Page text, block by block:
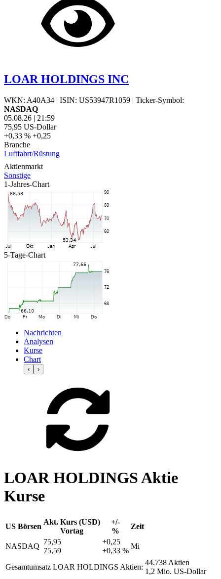
LOAR HOLDINGS INC
WKN: A40A34 | ISIN: US53947R1059 | Ticker-Symbol:
NASDAQ
05.08.26 | 21:59
75,95 US-Dollar
+0,33 % +0,25
Branche
Luftfahrt/Rüstung
Aktienmarkt
Sonstige
1-Jahres-Chart
5-Tage-Chart
Nachrichten
Analysen
Kurse
Chart
‹ ›
LOAR HOLDINGS Aktie
Kurse
US Börsen
Akt. Kurs (USD)
Vortag
+/-
%
Zeit
NASDAQ
75,95
75,59
+0,25
+0,33 %
Mi
Gesamtumsatz LOAR HOLDINGS Aktien:
44.738 Aktien
1,2 Mio. US-Dollar